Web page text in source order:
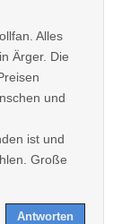
Alles
Ärger. Die
und
ist und
Große
Antworten